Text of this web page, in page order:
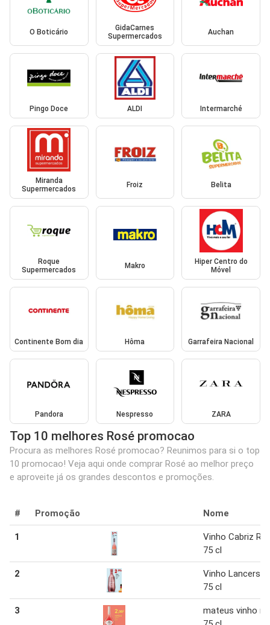
O Boticário
GidaCarnes
Supermercados
Auchan
Pingo Doce ALDI Intermarché
Miranda
Supermercados
Froiz Belita
Roque
Supermercados
Makro
Hiper Centro do
Móvel
Continente Bom dia Hôma Garrafeira Nacional
Pandora Nespresso ZARA
Top 10 melhores Rosé promocao
Procura as melhores Rosé promocao? Reunimos para si o top
10 promocao! Veja aqui onde comprar Rosé ao melhor preço
e aproveite já os grandes descontos e promoções.
# Promoção Nome
1
Vinho Cabriz
75 cl
2
Vinho Lancers
75 cl
3
mateus vinho